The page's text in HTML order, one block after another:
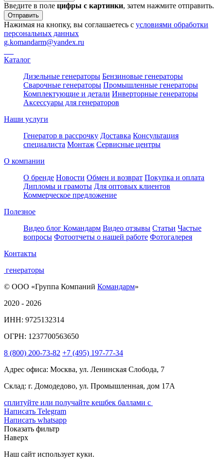
Введите в поле цифры c картинки, затем нажмите отправить.
Отправить
Нажимая на кнопку, вы соглашаетесь с условиями обработки
персональных данных
g.komandarm@yandex.ru
Каталог
Дизельные генераторы Бензиновые генераторы
Сварочные генераторы Промышленные генераторы
Комплектующие и детали Инверторные генераторы
Аксессуары для генераторов
Наши услуги
Генератор в рассрочку Доставка Консультация
специалиста Монтаж Сервисные центры
О компании
О бренде Новости Обмен и возврат Покупка и оплата
Дипломы и грамоты Для оптовых клиентов
Коммерческое предложение
Полезное
Видео блог Командарм Видео отзывы Статьи Частые
вопросы Фотоотчеты о нашей работе Фотогалерея
Контакты
генераторы
© ООО «Группа Компаний Командарм»
2020 - 2026
ИНН: 9725132314
ОГРН: 1237700563650
8 (800) 200-73-82 +7 (495) 197-77-34
Адрес офиса: Москва, ул. Ленинская Слобода, 7
Склад: г. Домодедово, ул. Промышленная, дом 17А
сплитуйте или получайте кешбек баллами с
Написать Telegram
Написать whatsapp
Показать фильтр
Наверх
Наш сайт использует куки.